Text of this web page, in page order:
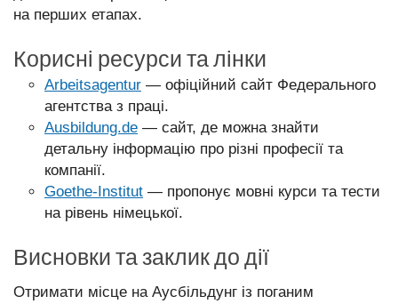
на перших етапах.
Корисні ресурси та лінки
Arbeitsagentur — офіційний сайт Федерального
агентства з праці.
Ausbildung.de — сайт, де можна знайти
детальну інформацію про різні професії та
компанії.
Goethe-Institut — пропонує мовні курси та тести
на рівень німецької.
Висновки та заклик до дії
Отримати місце на Аусбільдунг із поганим